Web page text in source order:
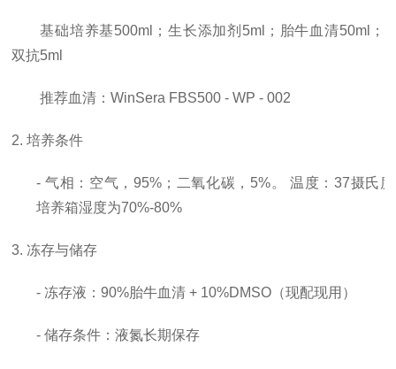
基础培养基500ml；生长添加剂5ml；胎牛血清50ml；
双抗5ml
推荐血清：WinSera FBS500 - WP - 002
2. 培养条件
- 气相：空气，95%；二氧化碳，5%。 温度：37摄氏
培养箱湿度为70%-80%
3. 冻存与储存
- 冻存液：90%胎牛血清 + 10%DMSO（现配现用）
- 储存条件：液氮长期保存